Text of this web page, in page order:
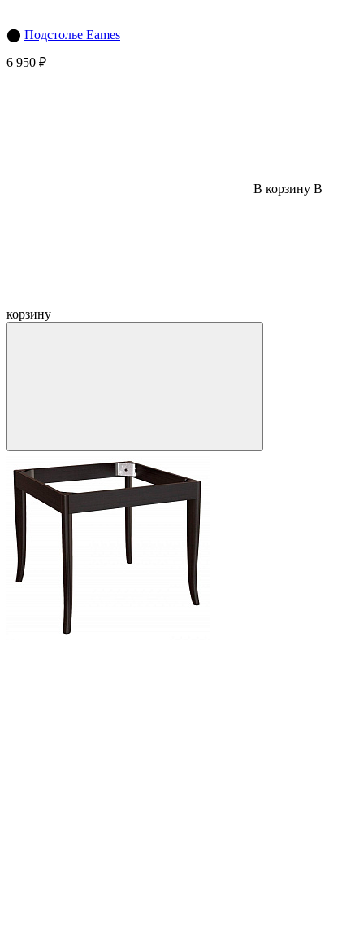
⬤ Подстолье Eames
6 950 ₽
В корзину В
корзину